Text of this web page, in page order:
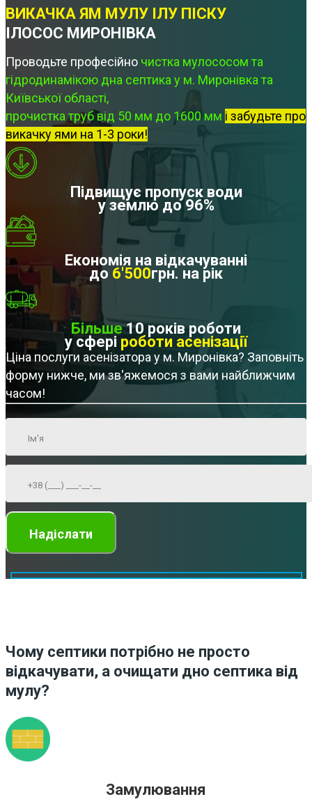
ВИКАЧКА ЯМ МУЛУ ІЛУ ПІСКУ
ІЛОСОС МИРОНІВКА
Проводьте професійно чистка мулососом та
гідродинамікою дна септика у м. Миронівка та
Київської області,
прочистка труб від 50 мм до 1600 мм і забудьте про
викачку ями на 1-3 роки!
Підвищує пропуск води
у землю до 96%
Економія на відкачуванні
до 6'500грн. на рік
Більше10 років роботи
у сфері роботи асенізації
Ціна послуги асенізатора у м. Миронівка? Заповніть
форму нижче, ми зв'яжемося з вами найближчим
часом!
Чому септики потрібно не просто
відкачувати, а очищати дно септика від
мулу?
Замулювання